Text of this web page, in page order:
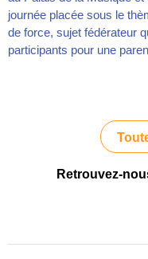
journée placée sous le
de force, sujet fédérateur
participants pour une
Retrouvez-